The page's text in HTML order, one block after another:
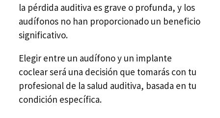
la pérdida auditiva es grave o profunda, y los
audífonos no han proporcionado un beneficio
significativo.
Elegir entre un audífono y un implante
coclear será una decisión que tomarás con tu
profesional de la salud auditiva, basada en tu
condición específica.